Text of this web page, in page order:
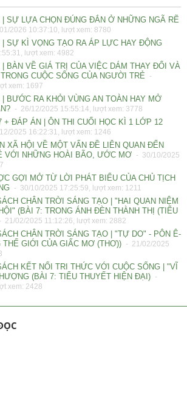
| SỰ LỰA CHỌN ĐÚNG ĐẮN Ở NHỮNG NGÃ RẼ
2026 10:37:10, lượt xem: 8780
| SỰ KÌ VỌNG TẠO RA ÁP LỰC HAY ĐỘNG
lượt xem: 4982
BÀN VỀ GIÁ TRỊ CỦA VIỆC DÁM THAY ĐỔI VÀ
CUỘC SỐNG CỦA NGƯỜI TRẺ
-
xem: 1697
BƯỚC RA KHỎI VÙNG AN TOÀN HAY MỞ
- 26/12/2025 15:55:14, lượt xem: 3778
+ ĐÁP ÁN | ÔN THI CUỐI HỌC KÌ 1 LỚP 12
2025 16:22:31, lượt xem: 1246
XÃ HỘI VỀ MỘT VẤN ĐỀ LIÊN QUAN ĐẾN
VỚI NHỮNG HOÀI BÃO, ƯỚC MƠ - 30/10/2025
GỢI MỞ TỪ LỜI PHÁT BIỂU CỦA CHỦ TỊCH
- 30/10/2025 17:25:59, lượt xem: 1211
CHÂN TRỜI SÁNG TẠO | "HAI QUAN NIỆM
(BÀI 7: TRONG ÁNH ĐÈN THÀNH THỊ (TIỂU
- 21/02/2025 11:12:26, lượt xem: 2882
CHÂN TRỜI SÁNG TẠO | "TỰ DO" - PÔN Ê-
THẾ GIỚI CỦA GIẤC MƠ (THƠ)) - 21/02/2025
KẾT NỐI TRI THỨC VỚI CUỘC SỐNG | "VĨ
(BÀI 7: TIỂU THUYẾT HIỆN ĐẠI) -
xem: 2428